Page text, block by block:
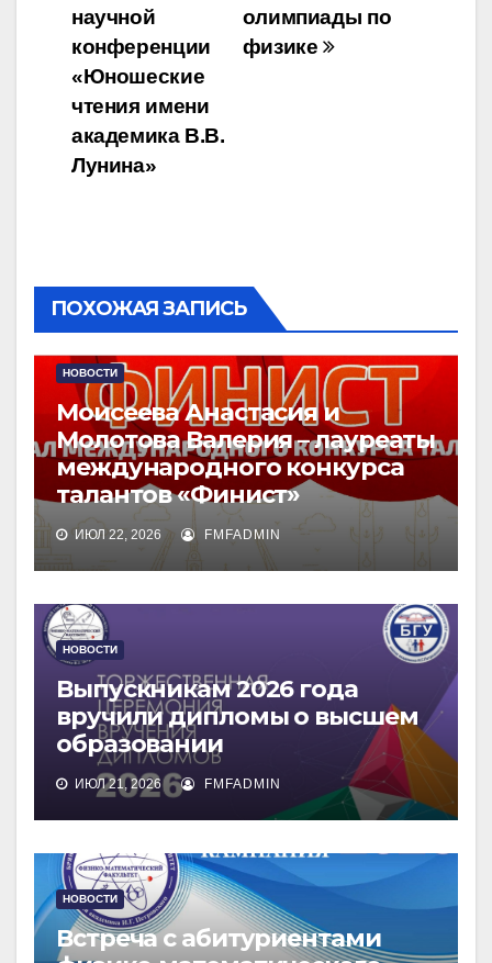
олимпиады по
физике
научной
конференции
«Юношеские
чтения имени
академика В.В.
Лунина»
ПОХОЖАЯ ЗАПИСЬ
НОВОСТИ
Моисеева Анастасия и
Молотова Валерия – лауреаты
международного конкурса
талантов «Финист»
ИЮЛ 22, 2026 FMFADMIN
НОВОСТИ
Выпускникам 2026 года
вручили дипломы о высшем
образовании
ИЮЛ 21, 2026 FMFADMIN
НОВОСТИ
Встреча с абитуриентами